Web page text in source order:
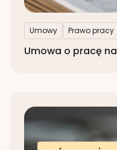
Umowy Prawo pracy
Umowa o pracę